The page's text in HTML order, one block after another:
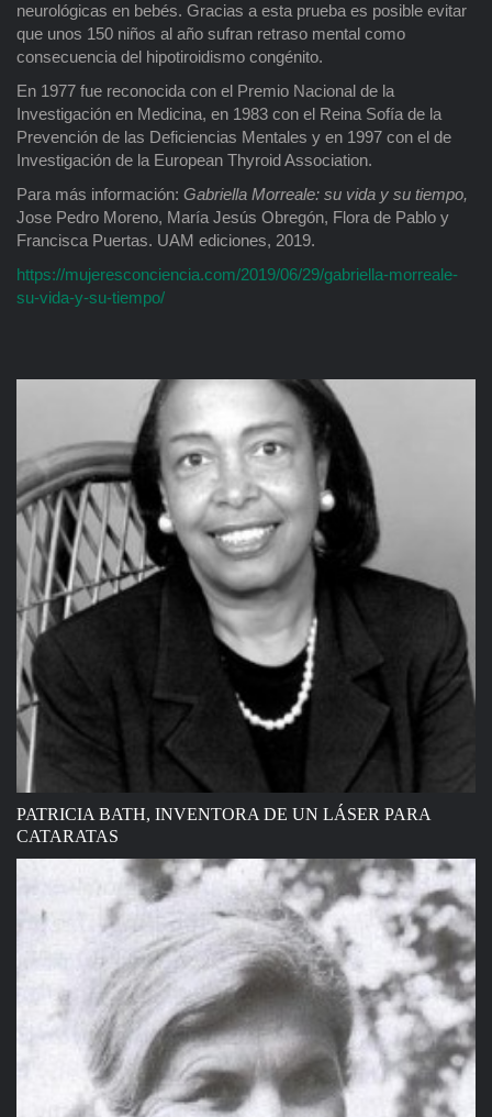
neurológicas en bebés. Gracias a esta prueba es posible evitar
que unos 150 niños al año sufran retraso mental como
consecuencia del hipotiroidismo congénito.
En 1977 fue reconocida con el Premio Nacional de la
Investigación en Medicina, en 1983 con el Reina Sofía de la
Prevención de las Deficiencias Mentales y en 1997 con el de
Investigación de la European Thyroid Association.
Para más información: Gabriella Morreale: su vida y su tiempo,
Jose Pedro Moreno, María Jesús Obregón, Flora de Pablo y
Francisca Puertas. UAM ediciones, 2019.
https://mujeresconciencia.com/2019/06/29/gabriella-morreale-
su-vida-y-su-tiempo/
PATRICIA BATH, INVENTORA DE UN LÁSER PARA
CATARATAS